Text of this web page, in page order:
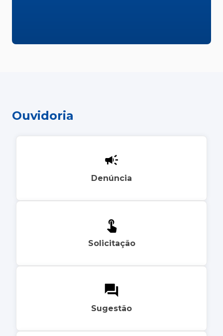
Ouvidoria
Denúncia
Solicitação
Sugestão